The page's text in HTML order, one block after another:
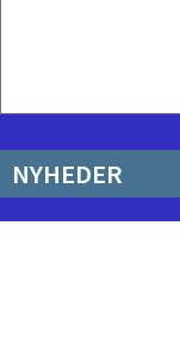
NYHEDER